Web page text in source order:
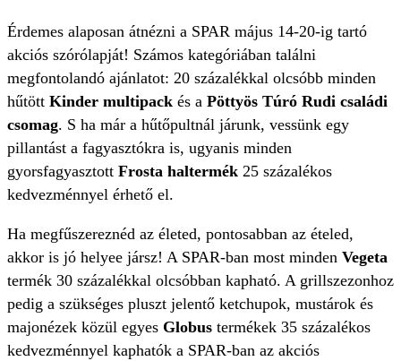
Érdemes alaposan átnézni a SPAR május 14-20-ig tartó
akciós szórólapját! Számos kategóriában találni
megfontolandó ajánlatot: 20 százalékkal olcsóbb minden
hűtött Kinder multipack és a Pöttyös Túró Rudi családi
csomag. S ha már a hűtőpultnál járunk, vessünk egy
pillantást a fagyasztókra is, ugyanis minden
gyorsfagyasztott Frosta haltermék 25 százalékos
kedvezménnyel érhető el.
Ha megfűszereznéd az életed, pontosabban az ételed,
akkor is jó helyee jársz! A SPAR-ban most minden Vegeta
termék 30 százalékkal olcsóbban kapható. A grillszezonhoz
pedig a szükséges pluszt jelentő ketchupok, mustárok és
majonézek közül egyes Globus termékek 35 százalékos
kedvezménnyel kaphatók a SPAR-ban az akciós